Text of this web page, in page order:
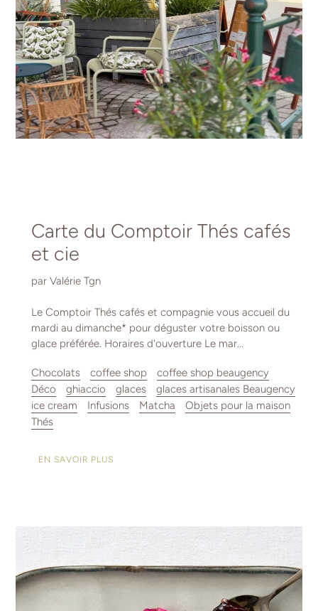
Carte du Comptoir Thés cafés
et cie
par Valérie Tgn
Le Comptoir Thés cafés et compagnie vous accueil du
mardi au dimanche* pour déguster votre boisson ou
glace préférée. Horaires d'ouverture Le mar...
Chocolats coffee shop
coffee shop beaugency
Déco
ghiaccio glaces
glaces artisanales Beaugency
ice cream
Infusions Matcha
Objets pour la maison
Thés
EN SAVOIR PLUS